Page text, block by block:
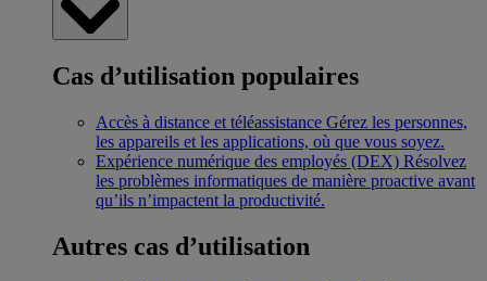
Cas d’utilisation populaires
Accès à distance et téléassistance Gérez les personnes,
les appareils et les applications, où que vous soyez.
Expérience numérique des employés (DEX) Résolvez
les problèmes informatiques de manière proactive avant
qu’ils n’impactent la productivité.
Autres cas d’utilisation